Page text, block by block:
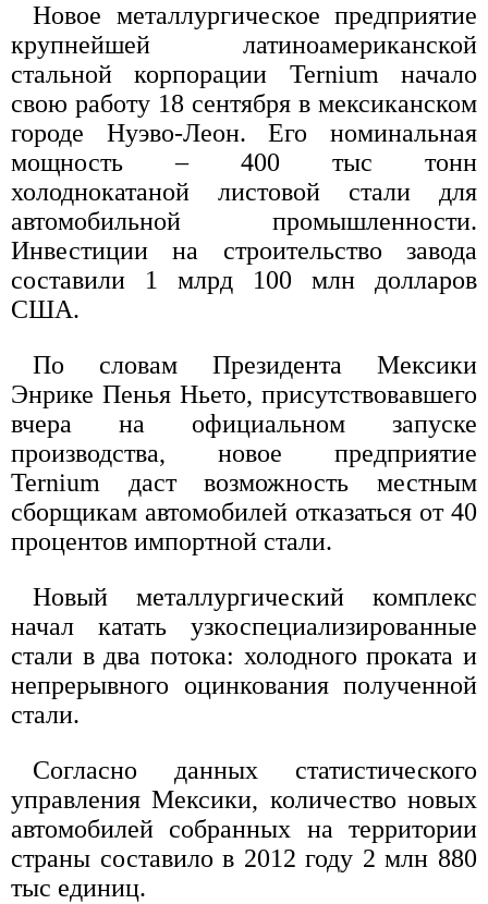
Новое металлургическое предприятие
крупнейшей латиноамериканской
стальной корпорации Ternium начало
свою работу 18 сентября в мексиканском
городе Нуэво-Леон. Его номинальная
мощность – 400 тыс тонн
холоднокатаной листовой стали для
автомобильной промышленности.
Инвестиции на строительство завода
составили 1 млрд 100 млн долларов
США.
По словам Президента Мексики
Энрике Пенья Ньето, присутствовавшего
вчера на официальном запуске
производства, новое предприятие
Ternium даст возможность местным
сборщикам автомобилей отказаться от 40
процентов импортной стали.
Новый металлургический комплекс
начал катать узкоспециализированные
стали в два потока: холодного проката и
непрерывного оцинкования полученной
стали.
Согласно данных статистического
управления Мексики, количество новых
автомобилей собранных на территории
страны составило в 2012 году 2 млн 880
тыс единиц.